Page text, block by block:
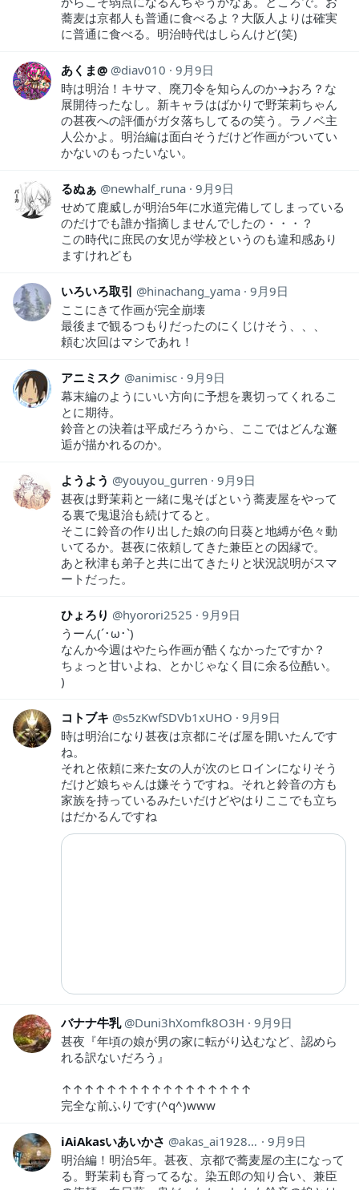
蕎麦は京都人も普通に食べるよ？大阪人よりは確実
に普通に食べる。明治時代はしらんけど(笑)
あくま@ diav010
9月9日
時は明治！キサマ、廃刀令を知らんのか→おろ？な
展開待ったなし。新キャラはばかりで野茉莉ちゃん
の甚夜への評価がガタ落ちしてるの笑う。ラノベ主
人公かよ。明治編は面白そうだけど作画がついてい
かないのもったいない。
るぬぁ newhalf_runa 9月9日
せめて鹿威しが明治5年に水道完備してしまっている
のだけでも誰か指摘しませんでしたの・・・？
この時代に庶民の女児が学校というのも違和感あり
ますけれども
いろいろ取引 hinachang_yama 9月9日
ここにきて作画が完全崩壊
最後まで観るつもりだったのにくじけそう、、、
頼む次回はマシであれ！
アニミスク animisc 9月9日
幕末編のようにいい方向に予想を裏切ってくれるこ
とに期待。
鈴音との決着は平成だろうから、ここではどんな邂
逅が描かれるのか。
ようよう youyou_gurren
9月9日
甚夜は野茉莉と一緒に鬼そばという蕎麦屋をやって
る裏で鬼退治も続けてると。
そこに鈴音の作り出した娘の向日葵と地縛が色々動
いてるか。甚夜に依頼してきた兼臣との因縁で。
あと秋津も弟子と共に出てきたりと状況説明がスマ
ートだった。
ひょろり hyorori2525
9月9日
うーん(´･ω･`)
なんか今週はやたら作画が酷くなかったですか？
ちょっと甘いよね、とかじゃなく目に余る位酷い。
)
コトブキ s5zKwfSDVb1xUHO
9月9日
時は明治になり甚夜は京都にそば屋を開いたんです
ね。
それと依頼に来た女の人が次のヒロインになりそう
だけど娘ちゃんは嫌そうですね。それと鈴音の方も
家族を持っているみたいだけどやはりここでも立ち
はだかるんですね
バナナ牛乳 Duni3hXomfk8O3H
9月9日
甚夜『年頃の娘が男の家に転がり込むなど、認めら
れる訳ないだろう』
↑↑↑↑↑↑↑↑↑↑↑↑↑↑↑↑↑
完全な前ふりです(^q^)www
iAiAkasいあいかさ akas_ai19281118
9月9日
明治編！明治5年。甚夜、京都で蕎麦屋の主になって
る。野茉莉も育ってるな。染五郎の知り合い、兼臣